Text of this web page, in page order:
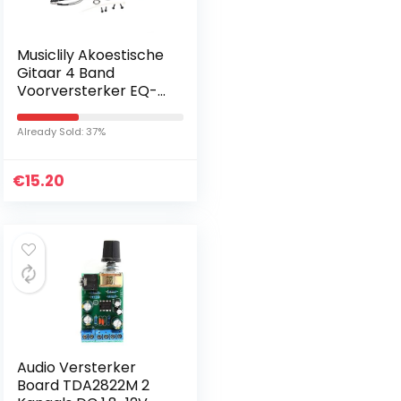
Musiclily Akoestische
Gitaar 4 Band
Voorversterker EQ-
7545R met Piezo
Pickup
Already Sold: 37%
€15.20
Audio Versterker
Board TDA2822M 2